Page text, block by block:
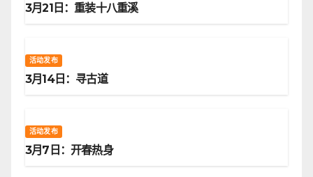
3月21日：重装十八重溪
活动发布
3月14日：寻古道
活动发布
3月7日：开春热身